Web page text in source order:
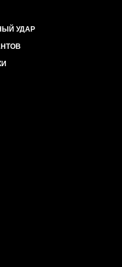
УДАР